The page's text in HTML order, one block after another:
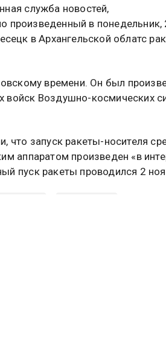
служба новостей,
произведенный в понедельник,
в Архангельской облатс
времени. Он был
войск Воздушно-космических
что запуск ракеты-носителя
аппаратом произведен «в
пуск ракеты проводился 2